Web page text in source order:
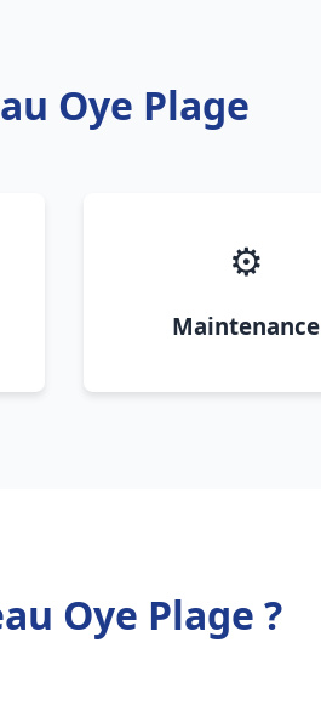
Oye Plage
⚙️
Maintenance
Oye Plage ?